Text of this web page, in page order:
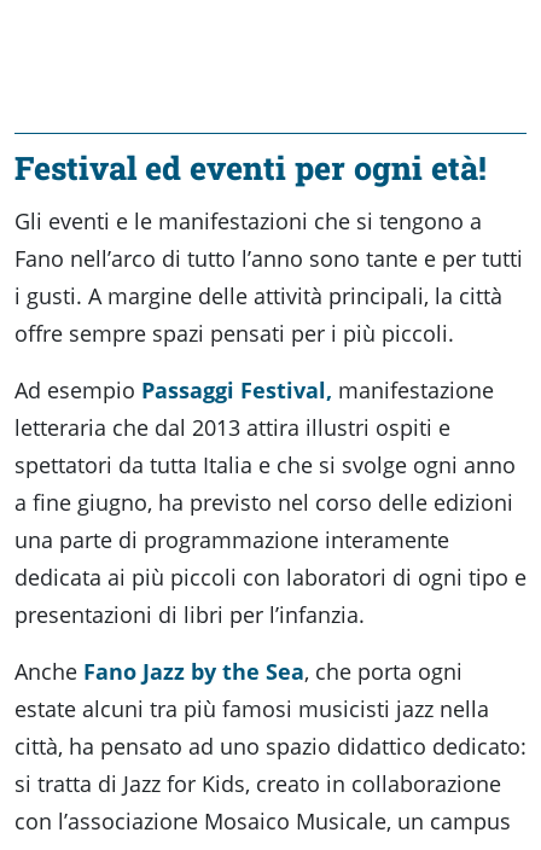
Festival ed eventi per ogni età!
Gli eventi e le manifestazioni che si tengono a
Fano nell’arco di tutto l’anno sono tante e per tutti
i gusti. A margine delle attività principali, la città
offre sempre spazi pensati per i più piccoli.
Ad esempio Passaggi Festival, manifestazione
letteraria che dal 2013 attira illustri ospiti e
spettatori da tutta Italia e che si svolge ogni anno
a fine giugno, ha previsto nel corso delle edizioni
una parte di programmazione interamente
dedicata ai più piccoli con laboratori di ogni tipo e
presentazioni di libri per l’infanzia.
Anche Fano Jazz by the Sea, che porta ogni
estate alcuni tra più famosi musicisti jazz nella
città, ha pensato ad uno spazio didattico dedicato:
si tratta di Jazz for Kids, creato in collaborazione
con l’associazione Mosaico Musicale, un campus